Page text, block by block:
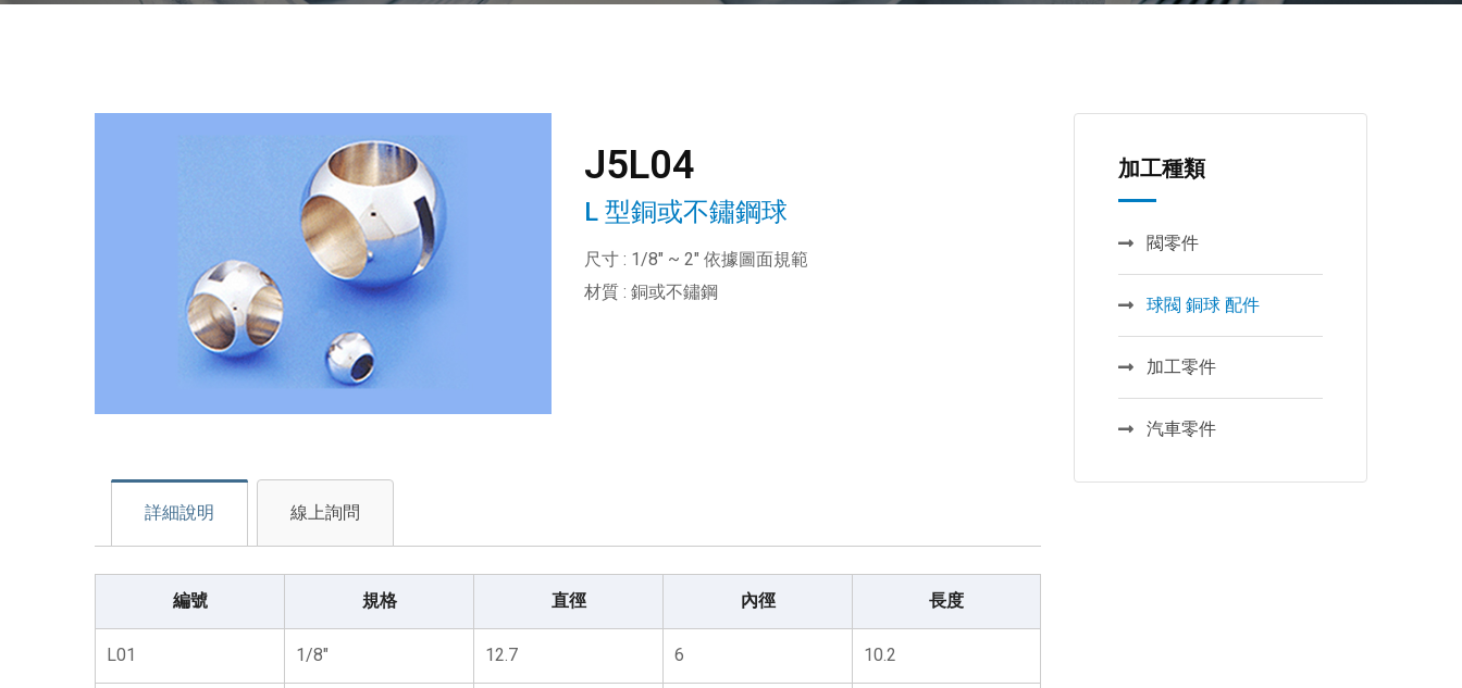
J5L04
L 型銅或不鏽鋼球
尺寸 : 1/8" ~ 2" 依據圖面規範
材質 : 銅或不鏽鋼
詳細說明 線上詢問
編號 規格 直徑 內徑 長度
L01 1/8" 12.7 6 10.2
加工種類
閥零件
球閥 銅球 配件
加工零件
汽車零件